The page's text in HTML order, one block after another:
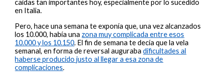
caídas tan importantes hoy, especialmente por lo sucedido
en Italia.
Pero, hace una semana te exponía que, una vez alcanzados
los 10.000, había una zona muy complicada entre esos
10.000 y los 10.150. El fin de semana te decía que la vela
semanal, en forma de reversal augurabadificultades al
haberse producido justo al llegar a esa zona de
complicaciones.